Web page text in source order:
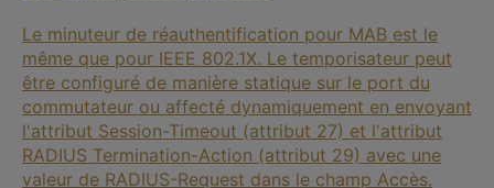
Le minuteur de réauthentification pour MAB est le
même que pour IEEE 802.1X. Le temporisateur peut
être configuré de manière statique sur le port du
commutateur ou affecté dynamiquement en envoyant
l'attribut Session-Timeout (attribut 27) et l'attribut
RADIUS Termination-Action (attribut 29) avec une
valeur de RADIUS-Request dans le champ Accès.